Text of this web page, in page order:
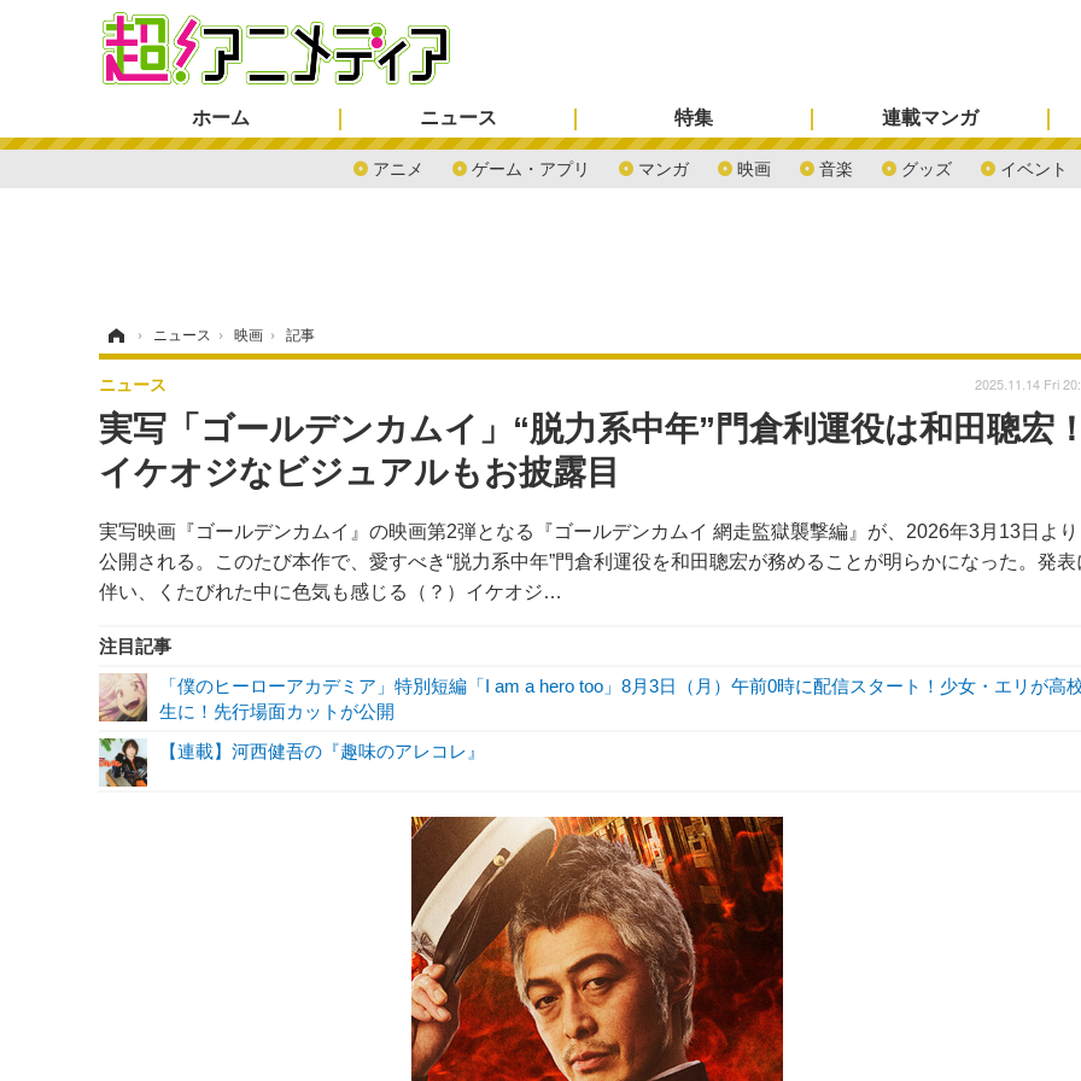
ホーム ニュース
アニメ ゲーム・アプリ マンガ 映画 音楽 グッズ イベント
特集 連載マンガ
› ニュース › 映画 › 記事
実写「ゴールデンカムイ」“脱力系中年”門倉利運役は和田聰宏
イケオジなビジュアルもお披露目
実写映画『ゴールデンカムイ』の映画第2弾となる『ゴールデンカムイ 網走監獄襲撃編』が、2026年3月13日より
公開される。このたび本作で、愛すべき“脱力系中年”門倉利運役を和田聰宏が務めることが明らかになった。発表
伴い、くたびれた中に色気も感じる（？）イケオジ…
ニュース 2025.11.14 Fri
注目記事
「僕のヒーローアカデミア」特別短編「I am a hero too」8月3日（月）午前0時に配信スタート！少女・エリが高
生に！先行場面カットが公開
【連載】河西健吾の『趣味のアレコレ』